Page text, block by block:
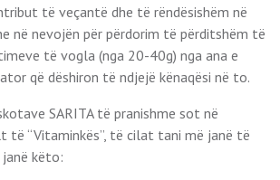
të veçantë dhe të rëndësishëm në
në nevojën për përdorim të përditshëm të
të vogla (nga 20-40g) nga ana e
që dëshiron të ndjejë kënaqësi në to.
SARITA të pranishme sot në
të “Vitaminkës”, të cilat tani më janë të
këto: